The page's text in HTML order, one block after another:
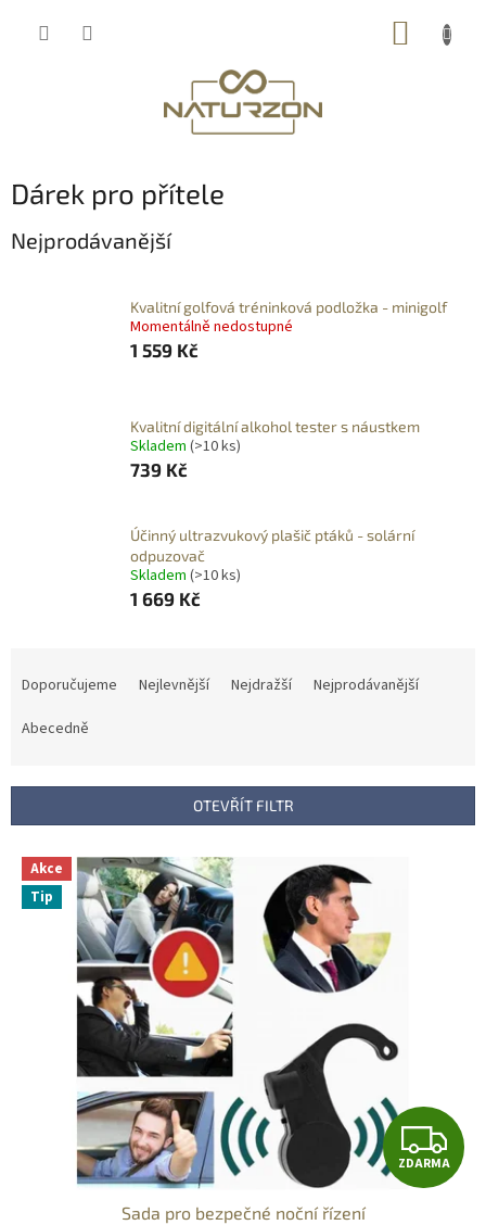
Dárek pro přítele
Nejprodávanější
Kvalitní golfová tréninková podložka - minigolf
Momentálně nedostupné
1 559 Kč
Kvalitní digitální alkohol tester s náustkem
Skladem (>10 ks)
739 Kč
Účinný ultrazvukový plašič ptáků - solární
odpuzovač
Skladem (>10 ks)
1 669 Kč
r
Doporučujeme Nejlevnější Nejdražší
Nejprodávanější
Abecedně
OTEVŘÍT FILTR
V
p
Akce
Tip
Z
D
ZDARMA
Sada pro bezpečné noční řízení